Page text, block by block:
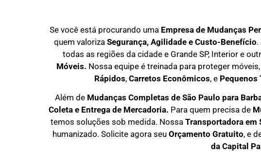
Se você está procurando uma Empresa de Mudanças
quem valoriza Segurança, Agilidade e Custo-Benefício.
todas as regiões da cidade e Grande SP, Interior e
Móveis. Nossa equipe é treinada para proteger
Rápidos, Carretos Econômicos, e Pequenos
Além de Mudanças Completas de São Paulo para
Coleta e Entrega de Mercadoria. Para quem precisa de M
temos soluções sob medida. Nossa Transportadora em
humanizado. Solicite agora seu Orçamento Gratuito, e
da Capital